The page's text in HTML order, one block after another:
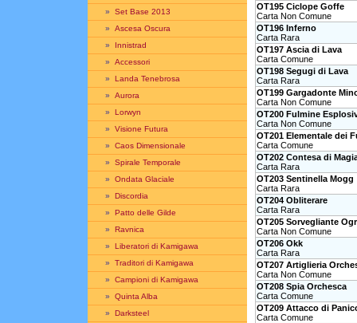
» Set Base 2013
» Ascesa Oscura
» Innistrad
» Accessori
» Landa Tenebrosa
» Aurora
» Lorwyn
» Visione Futura
» Caos Dimensionale
» Spirale Temporale
» Ondata Glaciale
» Discordia
» Patto delle Gilde
» Ravnica
» Liberatori di Kamigawa
» Traditori di Kamigawa
» Campioni di Kamigawa
» Quinta Alba
» Darksteel
OT195 Ciclope Goffe
Carta Non Comune
OT196 Inferno
Carta Rara
OT197 Ascia di Lava
Carta Comune
OT198 Segugi di Lava
Carta Rara
OT199 Gargadonte
Carta Non Comune
OT200 Fulmine
Carta Non Comune
OT201 Elementale dei
Carta Comune
OT202 Contesa di
Carta Rara
OT203 Sentinella Mogg
Carta Rara
OT204 Obliterare
Carta Rara
OT205 Sorvegliante
Carta Non Comune
OT206 Okk
Carta Rara
OT207 Artiglieria
Carta Non Comune
OT208 Spia Orchesca
Carta Comune
OT209 Attacco di
Carta Comune